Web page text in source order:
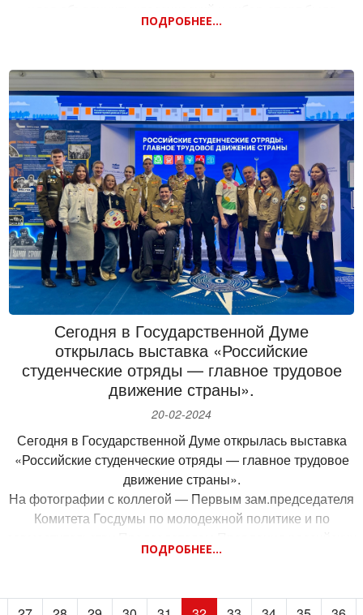
рождена в России. Наша страна была и остается одной из
В торжественной церемонии открытия принимают участие
лидеры ряда стран: Белоруссии, Казахстана, Киргизии,
Таджикистана, Узбекистана.
«Игры будущего» — масштабное событие на стыке спорта,
науки и технологий, объединяющее классические и
цифровые виды спорта.
Участие в соревнованиях примут более 270 команд и
более 2000 спортсменов из более чем 100 стран.
ПОДРОБНЕЕ...
Сегодня в Государственной Думе
открылась выставка «Российские
студенческие отряды — главное трудовое
движение страны».
20-02-2024
Сегодня в Государственной Думе открылась выставка
«Российские студенческие отряды — главное трудовое
движение страны».
На фотографии с коллегой — Первым зам.председателя
Комитета Госдумы по молодежной политике и по
студотрядов — Михаилом Киселевым.
студенческих отрядов.
ПОДРОБНЕЕ...